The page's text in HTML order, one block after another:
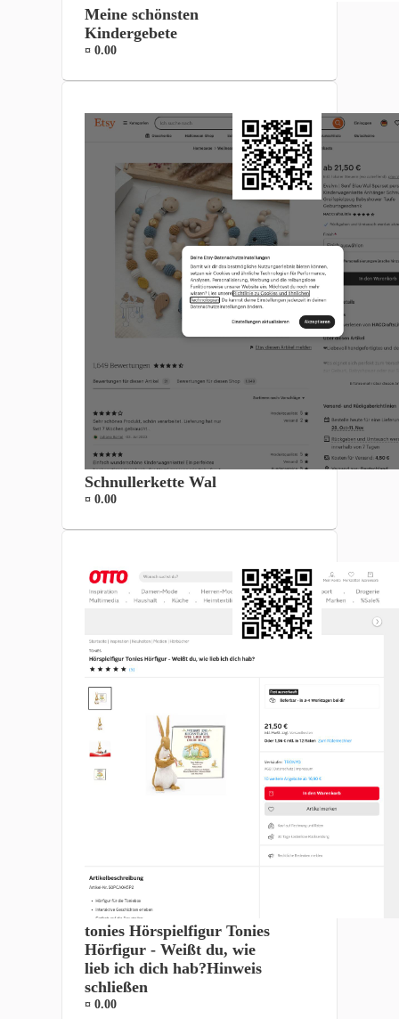
Meine schönsten
Kindergebete
¤ 0.00
Schnullerkette Wal
¤ 0.00
tonies Hörspielfigur Tonies
Hörfigur - Weißt du, wie
lieb ich dich hab?Hinweis
schließen
¤ 0.00